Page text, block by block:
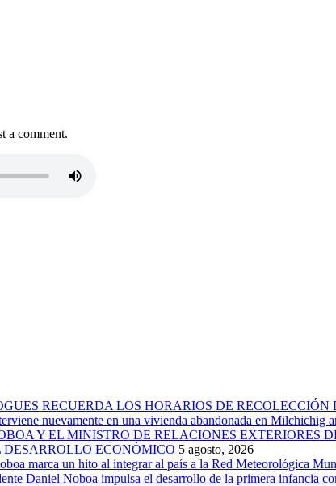
a comment.
RECUERDA LOS HORARIOS DE
nuevamente en una vivienda abandonada en Milchichig
Y EL MINISTRO DE RELACIONES EXTERIORES
DESARROLLO ECONÓMICO 5 agosto, 2026
marca un hito al integrar al país a la Red Meteorológica
Daniel Noboa impulsa el desarrollo de la primera infancia